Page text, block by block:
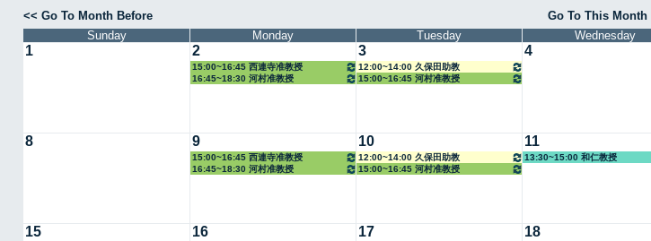
<< Go To Month Before Go To This Month
Sunday
Monday Tuesday Wednesday
1 2
15:00~16:45 西連寺准教授
16:45~18:30 河村准教授
3
12:00~14:00 久保田助教
15:00~16:45 河村准教授
4
8 9
15:00~16:45 西連寺准教授
16:45~18:30 河村准教授
10
12:00~14:00 久保田助教
15:00~16:45 河村准教授
11
13:30~15:00 和仁教授
15 16 17 18